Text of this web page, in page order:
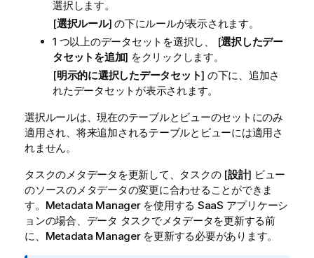
選択します。
[選択ルール] の下にルールが表示されます。
1 つ以上のデータセットを選択し、 [選択したデー
タセットを追加] をクリックします。
[明示的に選択したデータセット] の下に、追加さ
れたデータセットが表示されます。
選択ルールは、現在のテーブルとビューのセットにのみ
適用され、将来追加されるテーブルとビューには適用さ
れません。
タスクのメタデータを更新して、タスクの [設計] ビュー
のソースのメタデータの変更に合わせることができま
す。Metadata Manager を使用する SaaS アプリケーシ
ョンの場合、データ タスクでメタデータを更新する前
に、Metadata Manager を更新する必要があります。